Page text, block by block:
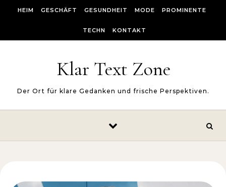
HEIM GESCHÄFT GESUNDHEIT MODE PROMINENTE
TECHN KONTAKT
Klar Text Zone
Der Ort für klare Gedanken und frische Perspektiven.